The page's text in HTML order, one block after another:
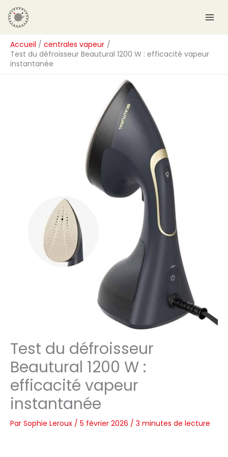
Aller
au
contenu
Accueil
centrales vapeur
Test du défroisseur Beautural 1200 W : efficacité vapeur
instantanée
Test du défroisseur
Beautural 1200 W :
efficacité vapeur
instantanée
Par Sophie Leroux / 5 février 2026 / 3 minutes de lecture
R
e
c
h
e